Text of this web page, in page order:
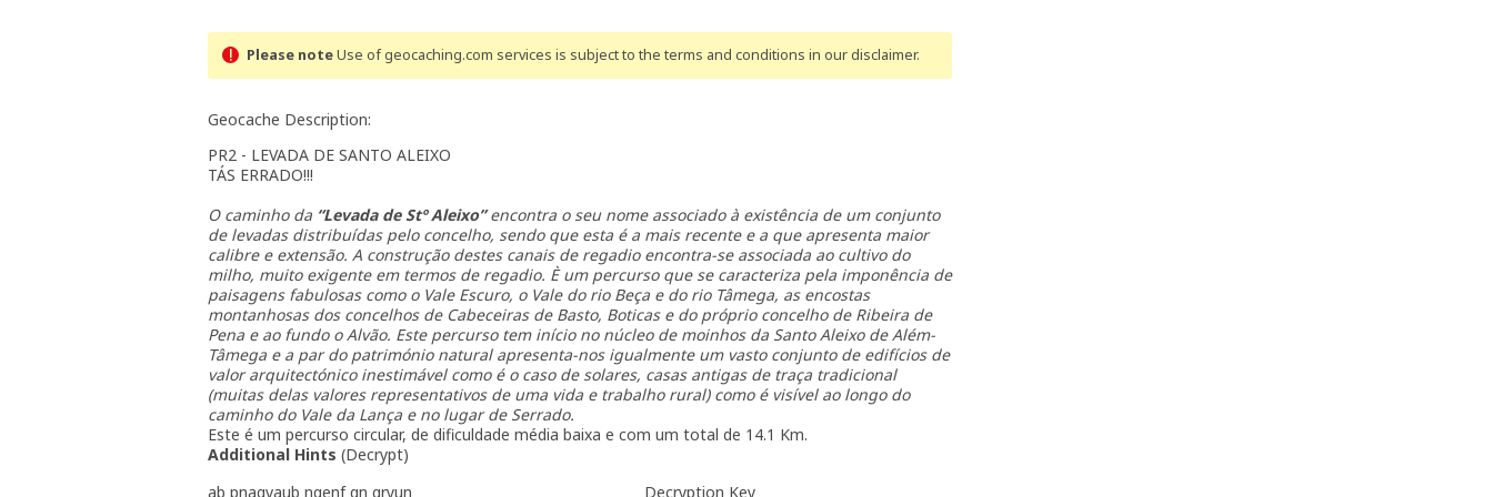
Please noteUse of geocaching.com services is subject to the terms and conditions in our disclaimer.
Geocache Description:
PR2 - LEVADA DE SANTO ALEIXO
TÁS ERRADO!!!
O caminho da “Levada de Stº Aleixo”encontra o seu nome associado à existência de um conjunto
de levadas distribuídas pelo concelho, sendo que esta é a mais recente e a que apresenta maior
calibre e extensão. A construção destes canais de regadio encontra-se associada ao cultivo do
milho, muito exigente em termos de regadio. È um percurso que se caracteriza pela imponência de
paisagens fabulosas como o Vale Escuro, o Vale do rio Beça e do rio Tâmega, as encostas
montanhosas dos concelhos de Cabeceiras de Basto, Boticas e do próprio concelho de Ribeira de
Pena e ao fundo o Alvão. Este percurso tem início no núcleo de moinhos da Santo Aleixo de Além-
Tâmega e a par do património natural apresenta-nos igualmente um vasto conjunto de edifícios de
valor arquitectónico inestimável como é o caso de solares, casas antigas de traça tradicional
(muitas delas valores representativos de uma vida e trabalho rural) como é visível ao longo do
caminho do Vale da Lança e no lugar de Serrado.
Este é um percurso circular, de dificuldade média baixa e com um total de 14.1 Km.
Additional Hints (Decrypt)
ab pnagvaub ngenf qn gryun
Decryption Key